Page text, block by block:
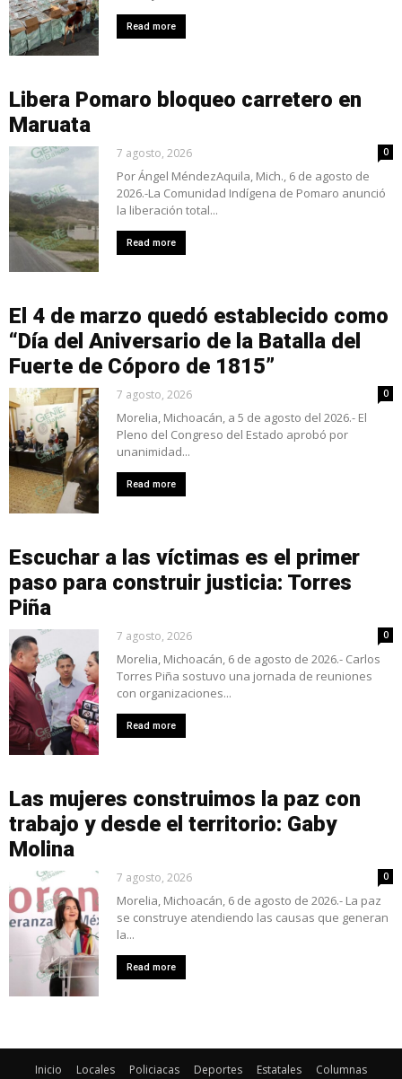
Read more
Libera Pomaro bloqueo carretero en
Maruata
7 agosto, 2026 0
Por Ángel MéndezAquila, Mich., 6 de agosto de
2026.-La Comunidad Indígena de Pomaro anunció
la liberación total...
Read more
El 4 de marzo quedó establecido como
“Día del Aniversario de la Batalla del
Fuerte de Cóporo de 1815”
7 agosto, 2026 0
Morelia, Michoacán, a 5 de agosto del 2026.- El
Pleno del Congreso del Estado aprobó por
unanimidad...
Read more
Escuchar a las víctimas es el primer
paso para construir justicia: Torres
Piña
7 agosto, 2026 0
Morelia, Michoacán, 6 de agosto de 2026.- Carlos
Torres Piña sostuvo una jornada de reuniones
con organizaciones...
Read more
Las mujeres construimos la paz con
trabajo y desde el territorio: Gaby
Molina
7 agosto, 2026 0
Morelia, Michoacán, 6 de agosto de 2026.- La paz
se construye atendiendo las causas que generan
la...
Read more
Inicio Locales Policiacas Deportes Estatales Columnas